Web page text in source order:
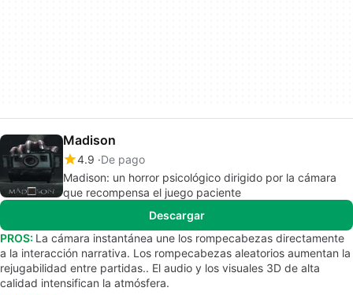
Madison
4.9 De pago
Madison: un horror psicológico dirigido por la cámara
que recompensa el juego paciente
Descargar
PROS: La cámara instantánea une los rompecabezas directamente
a la interacción narrativa. Los rompecabezas aleatorios aumentan la
rejugabilidad entre partidas.. El audio y los visuales 3D de alta
calidad intensifican la atmósfera.